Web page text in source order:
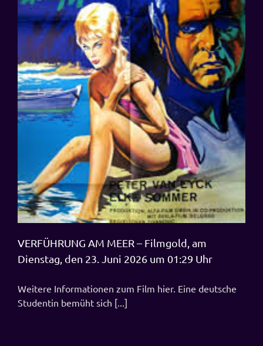
VERFÜHRUNG AM MEER – Filmgold, am
Dienstag, den 23. Juni 2026 um 01:29 Uhr
Weitere Informationen zum Film hier. Eine deutsche
Studentin bemüht sich [...]